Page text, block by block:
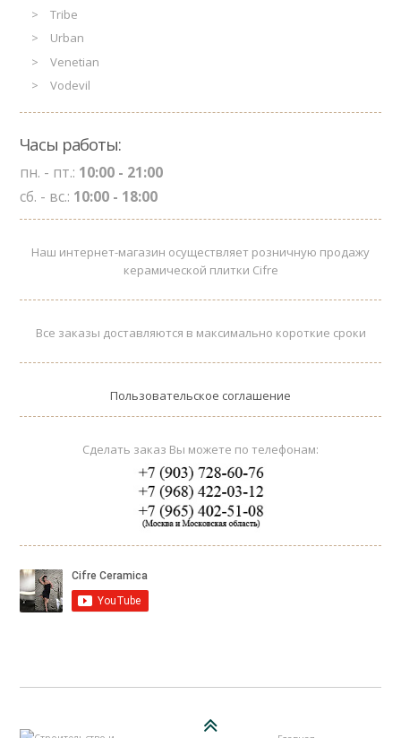
Tribe
Urban
Venetian
Vodevil
Часы работы:
пн. - пт.: 10:00 - 21:00
сб. - вс.: 10:00 - 18:00
Наш интернет-магазин осуществляет розничную продажу
керамической плитки Cifre
Все заказы доставляются в максимально короткие сроки
Пользовательское соглашение
Сделать заказ Вы можете по телефонам: